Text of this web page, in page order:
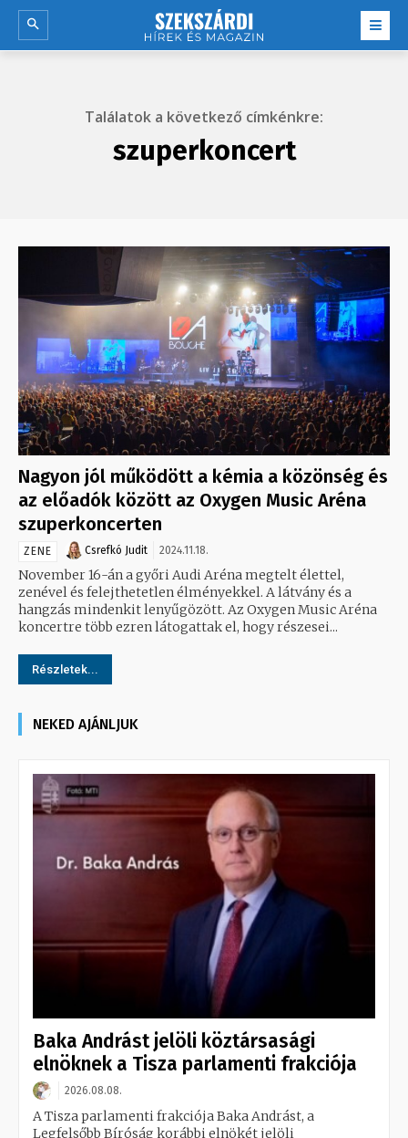
Találatok a következő címkénkre:
szuperkoncert
Nagyon jól működött a kémia a közönség és
az előadók között az Oxygen Music Aréna
szuperkoncerten
ZENE Csrefkó Judit 2024.11.18.
November 16-án a győri Audi Aréna megtelt élettel,
zenével és felejthetetlen élményekkel. A látvány és a
hangzás mindenkit lenyűgözött. Az Oxygen Music Aréna
koncertre több ezren látogattak el, hogy részesei...
Részletek...
NEKED AJÁNLJUK
Baka Andrást jelöli köztársasági
elnöknek a Tisza parlamenti frakciója
2026.08.08.
A Tisza parlamenti frakciója Baka Andrást, a
Legfelsőbb Bíróság korábbi elnökét jelöli